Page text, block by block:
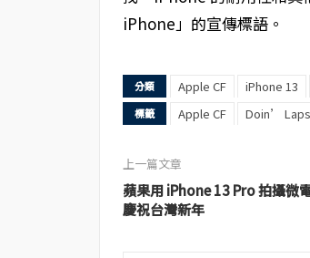
iPhone」的宣傳標語。
分類 Apple CF iPhone 13
標籤 Apple CF Doin’ Laps
上一篇文章
蘋果用 iPhone 13 Pro 拍攝微
慶祝台灣新年